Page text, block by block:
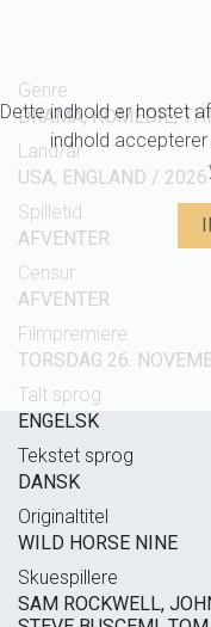
Dette indhold er hostet
indhold accepterer
Genre
DRAMA, KOMEDIE,
Land/år
USA, ENGLAND / 2026
Spilletid
AFVENTER
Censur
AFVENTER
Filmpremiere
TORSDAG 26.
Talt sprog
ENGELSK
Tekstet sprog
DANSK
Originaltitel
WILD HORSE NINE
Skuespillere
SAM ROCKWELL,